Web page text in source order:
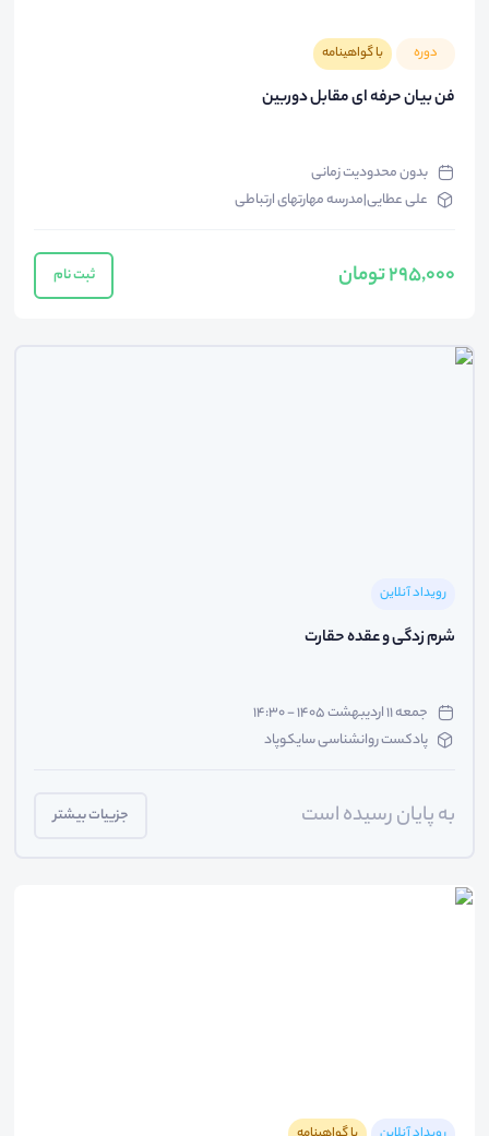
دوره با گواهینامه
فن بیان حرفه ای مقابل دوربین
بدون محدودیت زمانی
علی عطایی|مدرسه مهارتهای ارتباطی
295,000 تومان ثبت نام
رویداد آنلاین
شرم زدگی و عقده حقارت
جمعه ۱۱ اردیبهشت ۱۴۰۵ - ۱۴:۳۰
پادکست روانشناسی سایکوپاد
به پایان رسیده است جزییات بیشتر